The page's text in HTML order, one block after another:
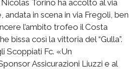
Torino ha accolto al via
in scena in via Fregoli, ben
l’ambito trofeo il Costa
bissa così la vittoria del “Gulla”.
Scoppiati Fc. «Un
Assicurazioni Liuzzi e al